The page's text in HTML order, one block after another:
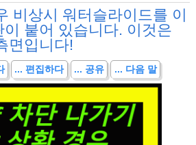
비상시 워터슬라이드를 이
붙어 있습니다. 이것은
면입니다!
... 편집하다 ... 공유 ... 다음 말